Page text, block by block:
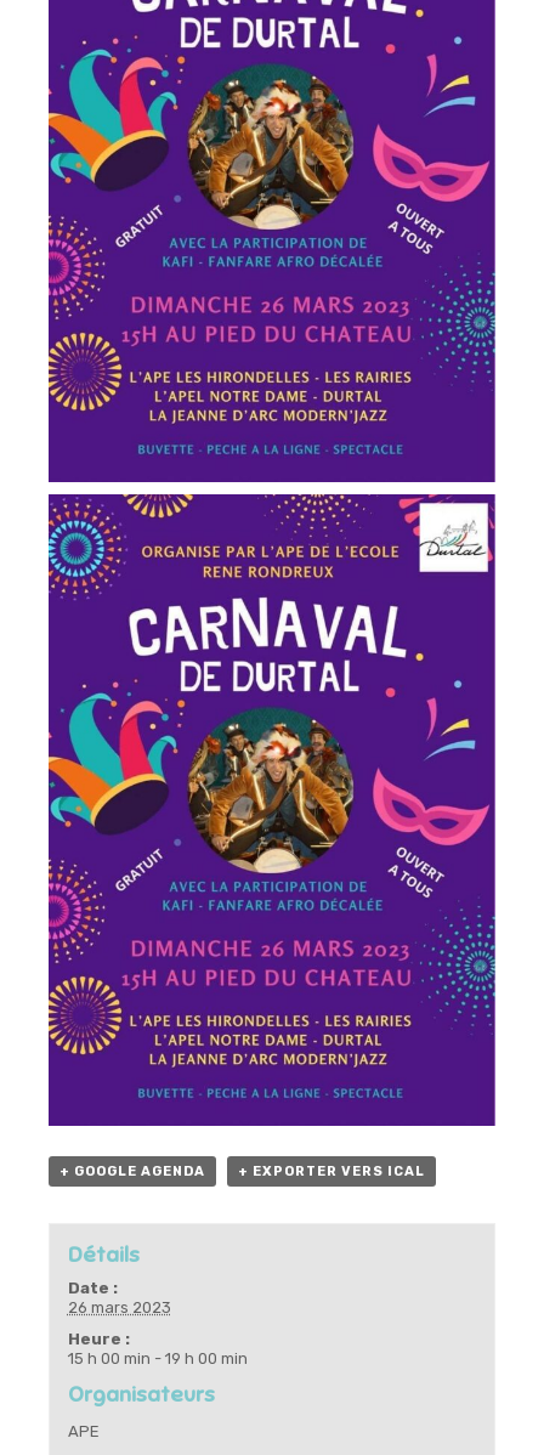
+ GOOGLE AGENDA + EXPORTER VERS ICAL
Détails
Date :
26 mars 2023
Heure :
15 h 00 min - 19 h 00 min
Organisateurs
APE